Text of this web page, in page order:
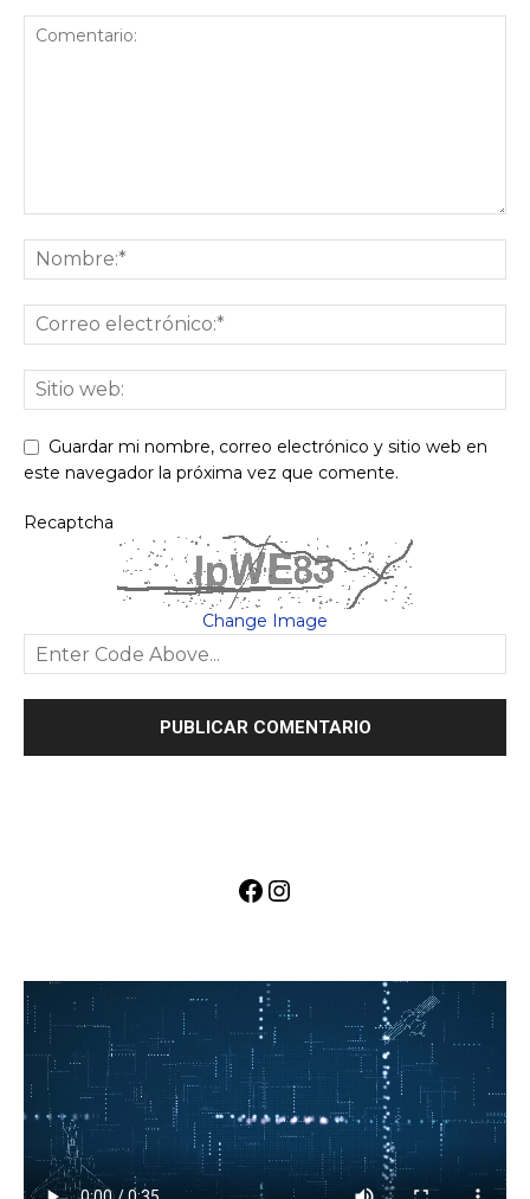
Guardar mi nombre, correo electrónico y sitio web en
este navegador la próxima vez que comente.
Recaptcha
Change Image
Facebook
Instagram